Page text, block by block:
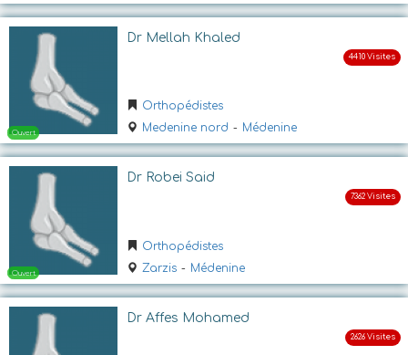
Ouvert jusqu'a 19:00
Ouvert
Dr Mellah Khaled
Orthopédistes
Medenine nord - Médenine
Dr Robei Said
Orthopédistes
Zarzis - Médenine
Dr Affes Mohamed